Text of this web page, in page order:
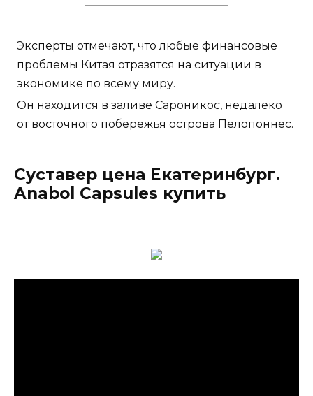
Эксперты отмечают, что любые финансовые
проблемы Китая отразятся на ситуации в
экономике по всему миру.
Он находится в заливе Сароникос, недалеко
от восточного побережья острова Пелопоннес.
Суставер цена Екатеринбург.
Anabol Capsules купить